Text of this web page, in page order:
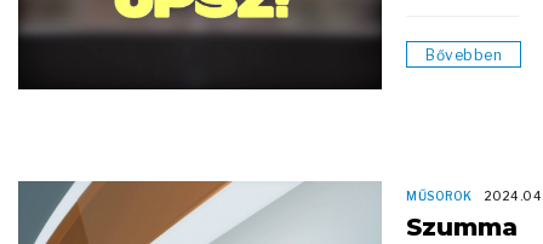
Bővebben
MŰSOROK
Szumma